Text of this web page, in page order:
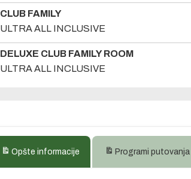
CLUB FAMILY
ULTRA ALL INCLUSIVE
DELUXE CLUB FAMILY ROOM
ULTRA ALL INCLUSIVE
Opšte informacije Programi putovanja